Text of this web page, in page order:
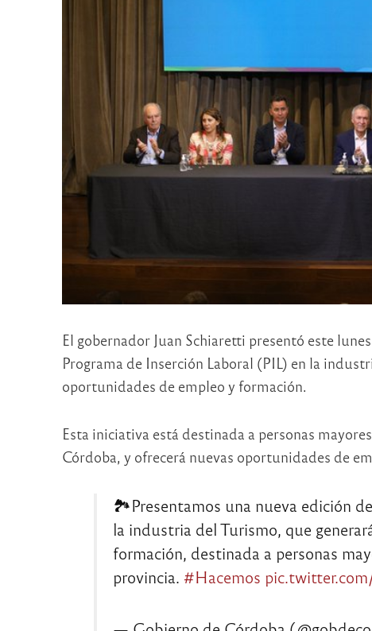
El gobernador Juan Schiaretti presentó este
Programa de Inserción Laboral (PIL) en la
oportunidades de empleo y formación.
Esta iniciativa está destinada a personas
Córdoba, y ofrecerá nuevas oportunidades de
🏞Presentamos una nueva edición
la industria del Turismo, que
formación, destinada a personas
provincia. #Hacemos